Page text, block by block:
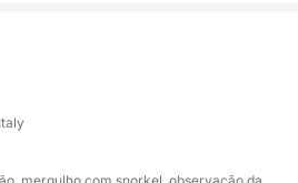
um passeio emocionante
por mar. Durante a
você admirará falésias
escondidas e águas